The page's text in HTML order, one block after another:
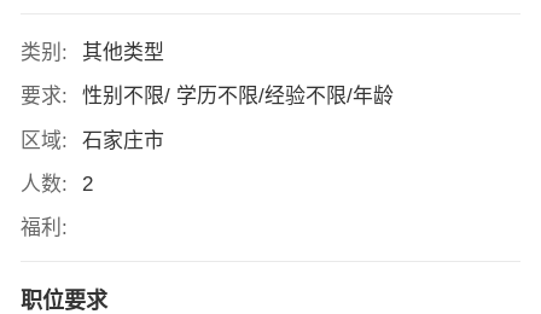
类别:
其他类型
要求:
性别不限/ 学历不限/经验不限/年龄
区域:
石家庄市
人数:
2
福利:
职位要求